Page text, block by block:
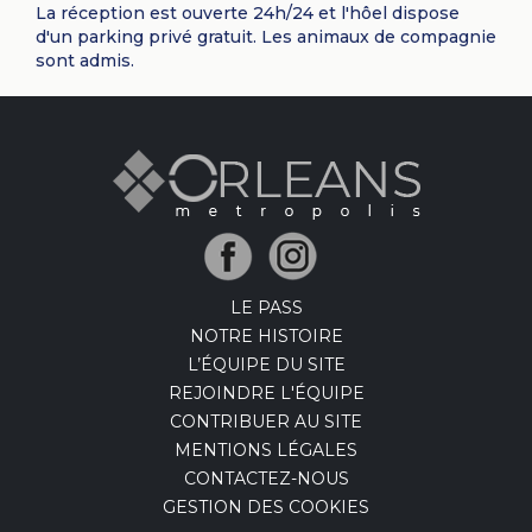
La réception est ouverte 24h/24 et l'hôel dispose
d'un parking privé gratuit. Les animaux de compagnie
sont admis.
LE PASS
NOTRE HISTOIRE
L’ÉQUIPE DU SITE
REJOINDRE L'ÉQUIPE
CONTRIBUER AU SITE
MENTIONS LÉGALES
CONTACTEZ-NOUS
GESTION DES COOKIES